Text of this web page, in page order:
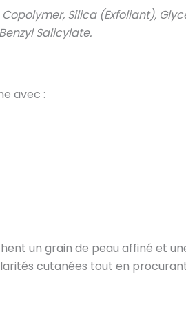
Silica (Exfoliant),
Salicylate.
avec :
un grain de peau affiné et
cutanées tout en